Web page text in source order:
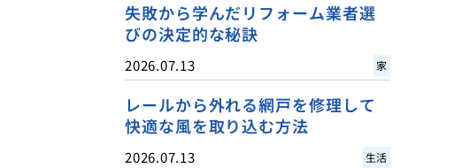
失敗から学んだリフォーム業者選
びの決定的な秘訣
2026.07.13 家
レールから外れる網戸を修理して
快適な風を取り込む方法
2026.07.13 生活